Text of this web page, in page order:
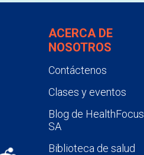
ACERCA DE
NOSOTROS
Contáctenos
Clases y eventos
Blog de HealthFocus
SA
Biblioteca de salud